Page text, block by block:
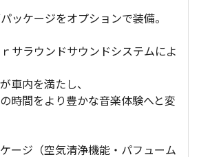
ッケージをオプションで装備。
サラウンドサウンドシステムによ
車内を満たし、
時間をより豊かな音楽体験へと変
ージ（空気清浄機能・パフューム